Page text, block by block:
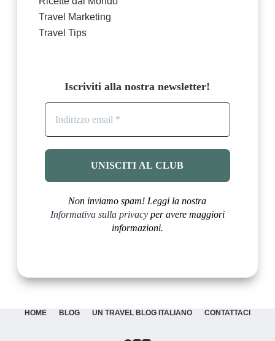
Travel Marketing
Travel Tips
Iscriviti alla nostra newsletter!
Non inviamo spam! Leggi la nostra
Informativa sulla privacyper avere maggiori
informazioni.
HOME BLOG UN TRAVEL BLOG ITALIANO CONTATTACI